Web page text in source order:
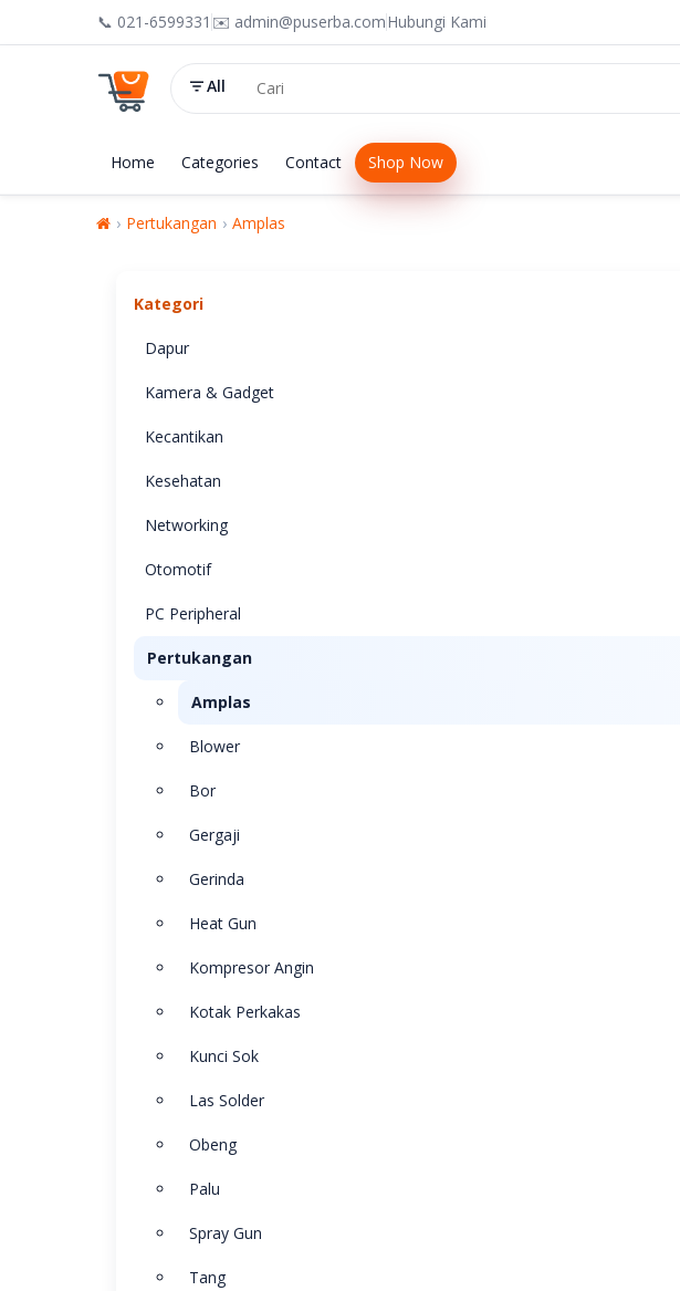
📞 021-6599331 ✉️ admin@puserba.comHubungi Kami
All
Home Categories Contact Shop Now
Pertukangan Amplas
Kategori
Dapur
Kamera & Gadget
Kecantikan
Kesehatan
Networking
Otomotif
PC Peripheral
Pertukangan
Amplas
Blower
Bor
Gergaji
Gerinda
Heat Gun
Kompresor Angin
Kotak Perkakas
Kunci Sok
Las Solder
Obeng
Palu
Spray Gun
Tang